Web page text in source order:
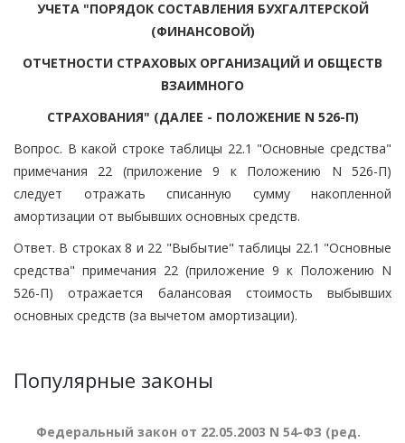
УЧЕТА "ПОРЯДОК СОСТАВЛЕНИЯ БУХГАЛТЕРСКОЙ
(ФИНАНСОВОЙ)
ОТЧЕТНОСТИ СТРАХОВЫХ ОРГАНИЗАЦИЙ И ОБЩЕСТВ
ВЗАИМНОГО
СТРАХОВАНИЯ" (ДАЛЕЕ - ПОЛОЖЕНИЕ N 526-П)
Вопрос. В какой строке таблицы 22.1 "Основные средства"
примечания 22 (приложение 9 к Положению N 526-П)
следует отражать списанную сумму накопленной
амортизации от выбывших основных средств.
Ответ. В строках 8 и 22 "Выбытие" таблицы 22.1 "Основные
средства" примечания 22 (приложение 9 к Положению N
526-П) отражается балансовая стоимость выбывших
основных средств (за вычетом амортизации).
Популярные законы
Федеральный закон от 22.05.2003 N 54-ФЗ (ред.